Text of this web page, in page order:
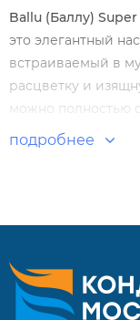
Ballu (Баллу) Super
это элегантный
встраиваемый в
расцветку и
можно полностью
подсветки.
Эстетичный дизайн.
Скрытый LED
подробнее